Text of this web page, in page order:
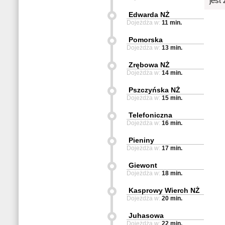
Edwarda NŻ
Dojeżdża w: 11 min.
Pomorska
Dojeżdża w: 13 min.
Zrębowa NŻ
Dojeżdża w: 14 min.
Pszczyńska NŻ
Dojeżdża w: 15 min.
Telefoniczna
Dojeżdża w: 16 min.
Pieniny
Dojeżdża w: 17 min.
Giewont
Dojeżdża w: 18 min.
Kasprowy Wierch NŻ
Dojeżdża w: 20 min.
Juhasowa
Dojeżdża w: 22 min.